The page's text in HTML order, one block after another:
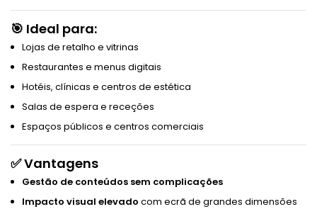
🎯 Ideal para:
Lojas de retalho e vitrinas
Restaurantes e menus digitais
Hotéis, clínicas e centros de estética
Salas de espera e receções
Espaços públicos e centros comerciais
✅ Vantagens
Gestão de conteúdos sem complicações
Impacto visual elevado com ecrã de grandes dimensões